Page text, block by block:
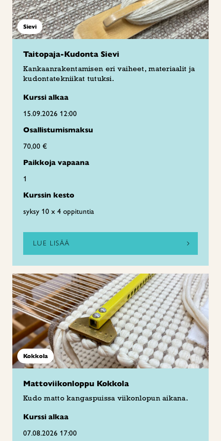
Sievi
Taitopaja-Kudonta Sievi
Kankaanrakentamisen eri vaiheet, materiaalit ja
kudontatekniikat tutuksi.
Kurssi alkaa
15.09.2026 12:00
Osallistumismaksu
70,00 €
Paikkoja vapaana
1
Kurssin kesto
syksy 10 x 4 oppituntia
LUE LISÄÄ
Kokkola
Mattoviikonloppu Kokkola
Kudo matto kangaspuissa viikonlopun aikana.
Kurssi alkaa
07.08.2026 17:00